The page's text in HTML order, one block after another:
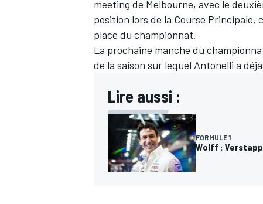
meeting de Melbourne, avec le
position lors de la Course
place du championnat.
La prochaine manche du
de la saison sur lequel Antonelli a
Lire aussi :
FORMULE 1
Wolff :